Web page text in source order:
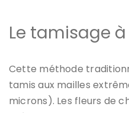
Le tamisage
Cette méthode
tamis aux mailles
microns). Les fleurs de